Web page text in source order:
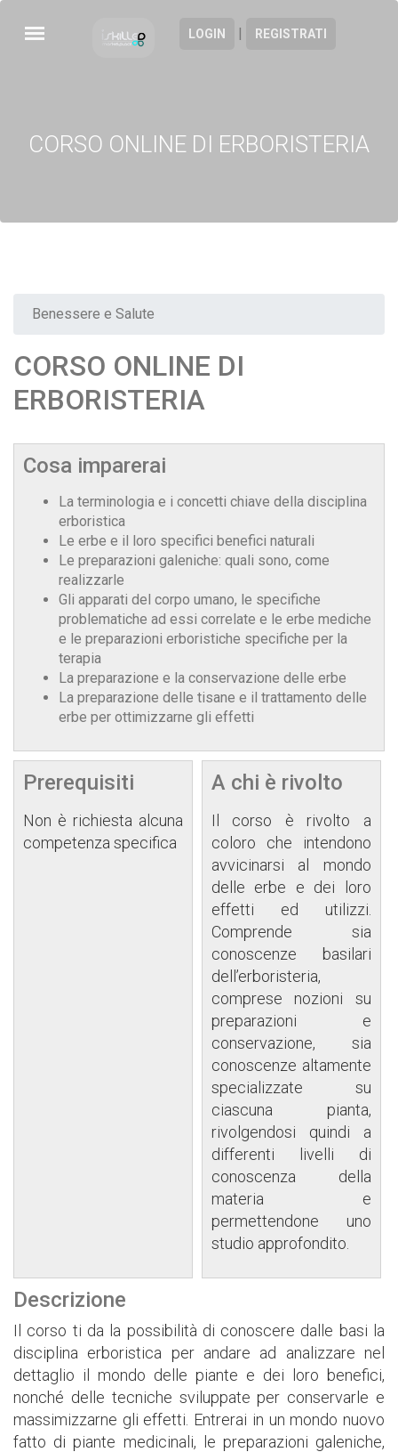
LOGIN | REGISTRATI
CORSO ONLINE DI ERBORISTERIA
Benessere e Salute
CORSO ONLINE DI
ERBORISTERIA
Cosa imparerai
La terminologia e i concetti chiave della disciplina
erboristica
Le erbe e il loro specifici benefici naturali
Le preparazioni galeniche: quali sono, come
realizzarle
Gli apparati del corpo umano, le specifiche
problematiche ad essi correlate e le erbe mediche
e le preparazioni erboristiche specifiche per la
terapia
La preparazione e la conservazione delle erbe
La preparazione delle tisane e il trattamento delle
erbe per ottimizzarne gli effetti
Prerequisiti
Non è richiesta alcuna
competenza specifica
A chi è rivolto
Il corso è rivolto a
coloro che intendono
avvicinarsi al mondo
delle erbe e dei loro
effetti ed utilizzi.
Comprende sia
conoscenze basilari
dell’erboristeria,
comprese nozioni su
preparazioni e
conservazione, sia
conoscenze altamente
specializzate su
ciascuna pianta,
rivolgendosi quindi a
differenti livelli di
conoscenza della
materia e
permettendone uno
studio approfondito.
Descrizione
Il corso ti da la possibilità di conoscere dalle basi la
disciplina erboristica per andare ad analizzare nel
dettaglio il mondo delle piante e dei loro benefici,
nonché delle tecniche sviluppate per conservarle e
massimizzarne gli effetti. Entrerai in un mondo nuovo
fatto di piante medicinali, le preparazioni galeniche,